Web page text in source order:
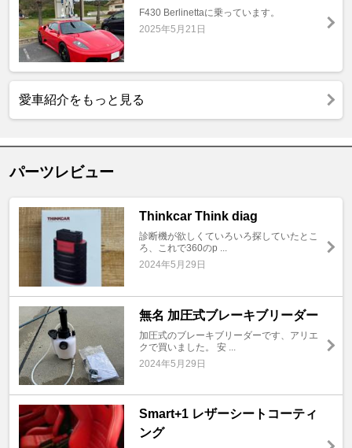
F430 Berlinettaに乗っています。
2025年5月21日
愛車紹介をもっと見る
パーツレビュー
Thinkcar Think diag
診断機が欲しくていろいろ探していたとこ
ろ、これで360のp ...
2024年5月29日
無名 加圧式ブレーキブリーダー
加圧式のブレーキブリーダーです、アリエ
クで買いました。 安 ...
2024年5月29日
Smart+1 レザーシートコーティ
ング